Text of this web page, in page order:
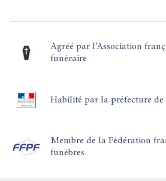
Agréé par l’Association
funéraire
Habilité par la préfecture de
Membre de la Fédération
funèbres